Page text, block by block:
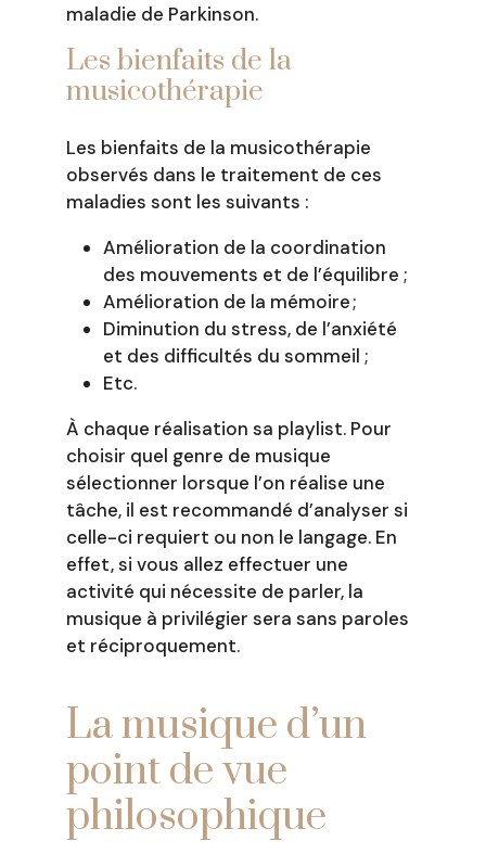
maladie de Parkinson.
Les bienfaits de la
musicothérapie
Les bienfaits de la musicothérapie
observés dans le traitement de ces
maladies sont les suivants :
Amélioration de la coordination
des mouvements et de l’équilibre ;
Amélioration de la mémoire ;
Diminution du stress, de l’anxiété
et des difficultés du sommeil ;
Etc.
À chaque réalisation sa playlist. Pour
choisir quel genre de musique
sélectionner lorsque l’on réalise une
tâche, il est recommandé d’analyser si
celle-ci requiert ou non le langage. En
effet, si vous allez effectuer une
activité qui nécessite de parler, la
musique à privilégier sera sans paroles
et réciproquement.
La musique d’un
point de vue
philosophique